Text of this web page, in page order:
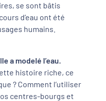
se sont bâtis
d’eau ont été
humains.
a modelé l’eau.
histoire riche, ce
? Comment l’utiliser
centres-bourgs et